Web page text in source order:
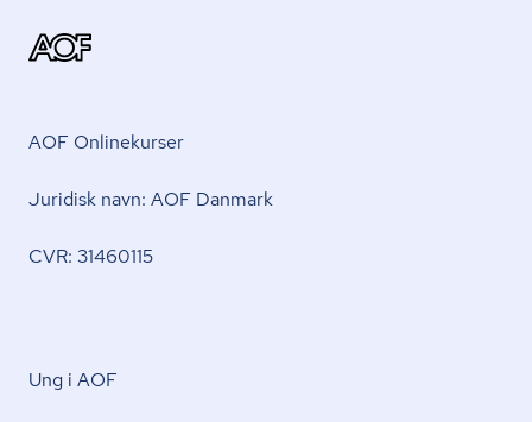
AOF Onlinekurser
Juridisk navn: AOF Danmark
CVR: 31460115
Ung i AOF